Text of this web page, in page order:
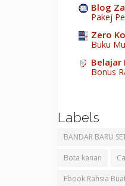
Blog
Pakej
Zero
Buku
Belajar
Bonus
Labels
BANDAR BARU
Bota kanan
Ebook Rahsia